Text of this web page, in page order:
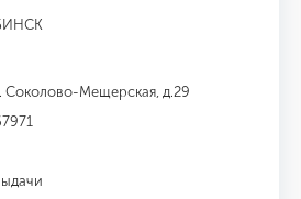
Соколово-Мещерская, д.29